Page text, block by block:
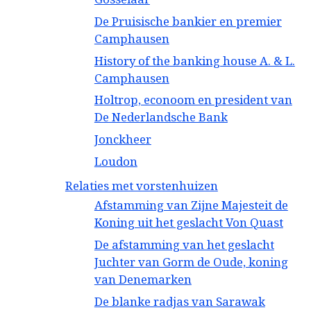
De Pruisische bankier en premier
Camphausen
History of the banking house A. & L.
Camphausen
Holtrop, econoom en president van
De Nederlandsche Bank
Jonckheer
Loudon
Relaties met vorstenhuizen
Afstamming van Zijne Majesteit de
Koning uit het geslacht Von Quast
De afstamming van het geslacht
Juchter van Gorm de Oude, koning
van Denemarken
De blanke radjas van Sarawak